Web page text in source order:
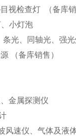
视检查灯 （备库销
小灯泡
光、同轴光、强
（备库销售）
金属探测仪
速仪、气体及液体